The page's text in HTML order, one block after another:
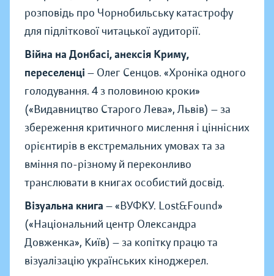
розповідь про Чорнобильську катастрофу
для підліткової читацької аудиторії.
Війна на Донбасі, анексія Криму,
переселенці — Олег Сенцов. «Хроніка одного
голодування. 4 з половиною кроки»
(«Видавництво Старого Лева», Львів) — за
збереження критичного мислення і ціннісних
орієнтирів в екстремальних умовах та за
вміння по-різному й переконливо
транслювати в книгах особистий досвід.
Візуальна книга —«ВУФКУ. Lost&Found»
(«Національний центр Олександра
Довженка», Київ) — за копітку працю та
візуалізацію українських кіноджерел.